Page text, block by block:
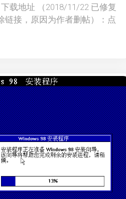
载地址 （2018/11/22 已修复
链接，原因为作者删帖）：点